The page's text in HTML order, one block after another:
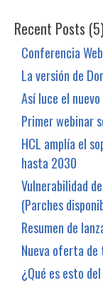
Recent Posts (5)
Conferencia
La versión de
Así luce el
Primer webinar
HCL amplía el
hasta 2030
Vulnerabilidad
(Parches
Resumen de
Nueva oferta
¿Qué es esto